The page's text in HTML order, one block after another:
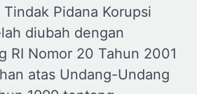
Pidana Korupsi
diubah dengan
RI Nomor 20 Tahun 2001
atas Undang-Undang